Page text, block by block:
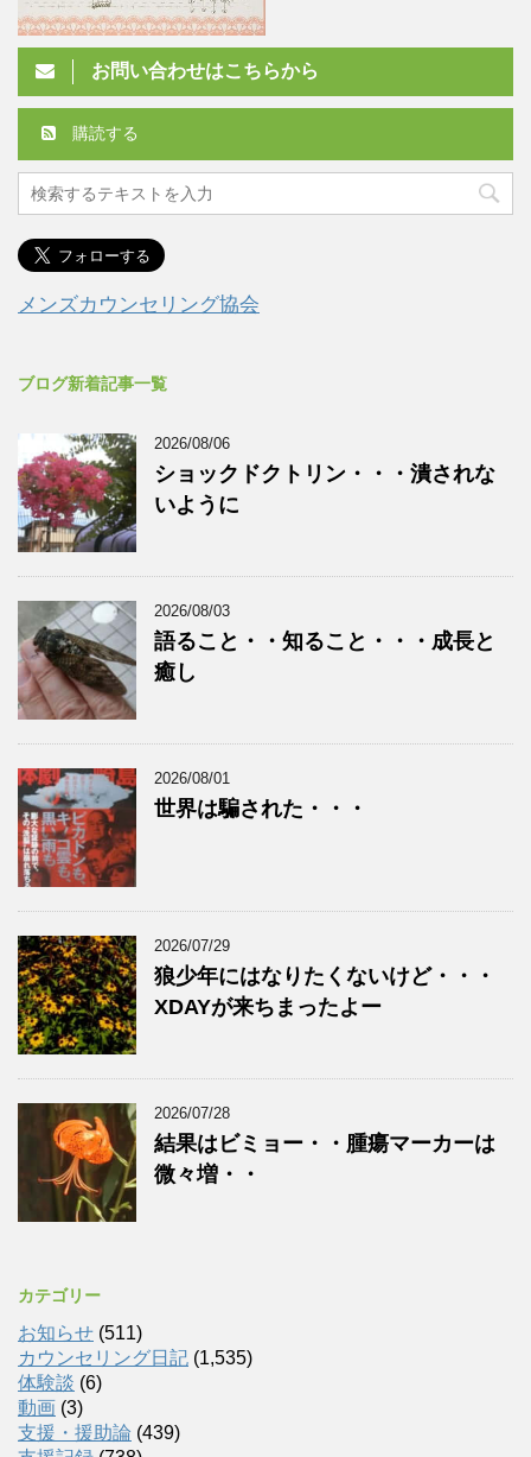
お問い合わせはこちらから
購読する
メンズカウンセリング協会
ブログ新着記事一覧
2026/08/06
ショックドクトリン・・・潰されな
いように
2026/08/03
語ること・・知ること・・・成長と
癒し
2026/08/01
世界は騙された・・・
2026/07/29
狼少年にはなりたくないけど・・・
XDAYが来ちまったよー
2026/07/28
結果はビミョー・・腫瘍マーカーは
微々増・・
カテゴリー
お知らせ (511)
カウンセリング日記 (1,535)
体験談 (6)
動画 (3)
支援・援助論 (439)